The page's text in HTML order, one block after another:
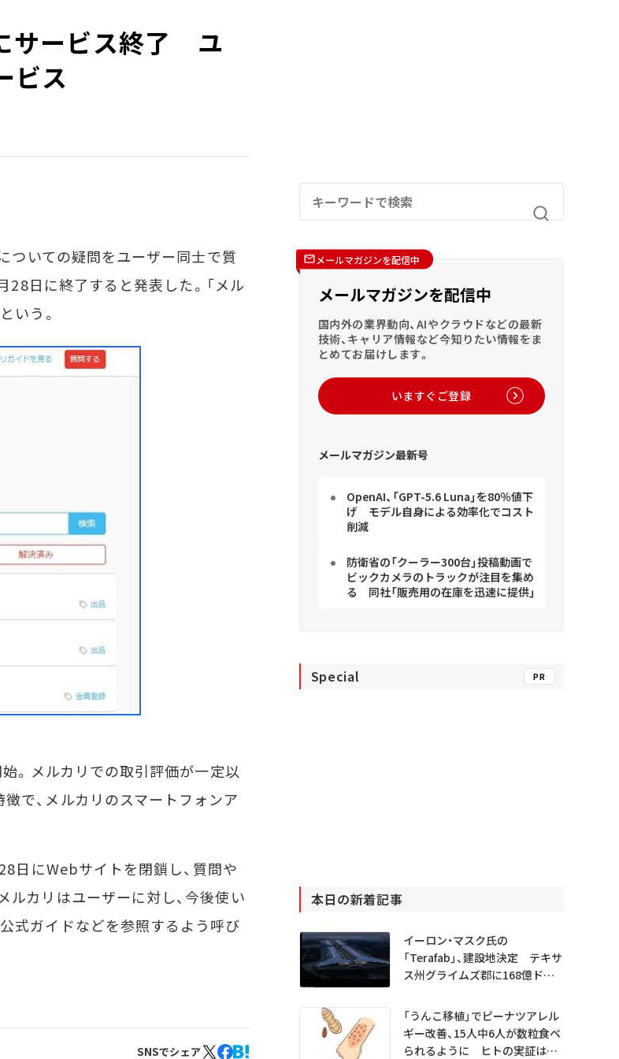
にサービス終了 ユ
ビス
ついての疑問をユーザー同士で質
28日に終了すると発表した。「メル
いう。
。メルカリでの取引評価が一定以
で、メルカリのスマートフォンア
日にWebサイトを閉鎖し、質問や
ルカリはユーザーに対し、今後使い
式ガイドなどを参照するよう呼び
SNSでシェア
メールマガジンを配信中
メールマガジンを配信中
国内外の業界動向、AIやクラウドなどの最新
技術、キャリア情報など今知りたい情報をま
とめてお届けします。
いますぐご登録
メールマガジン最新号
OpenAI、「GPT-5.6 Luna」を80％値下
げ モデル自身による効率化でコスト
削減
防衛省の「クーラー300台」投稿動画で
ビックカメラのトラックが注目を集め
る 同社「販売用の在庫を迅速に提供」
Special PR
本日の新着記事
イーロン・マスク氏の
「Terafab」、建設地決定 テキサ
ス州グライムズ郡に168億ドル
「うんこ移植」でピーナツアレル
ギー改善、15人中6人が数粒食べ
られるように ヒトの実証は